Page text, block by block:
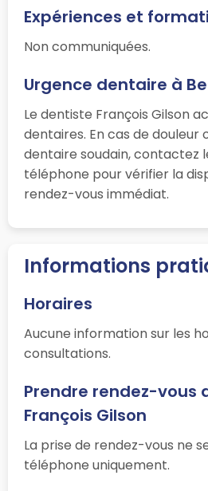
Expériences et
Non communiquées.
Urgence dentaire à
Le dentiste François Gilson
dentaires. En cas de douleur
dentaire soudain, contactez
téléphone pour vérifier la
rendez-vous immédiat.
Informations
Horaires
Aucune information sur les
consultations.
Prendre rendez-vous
François Gilson
La prise de rendez-vous ne
téléphone uniquement.